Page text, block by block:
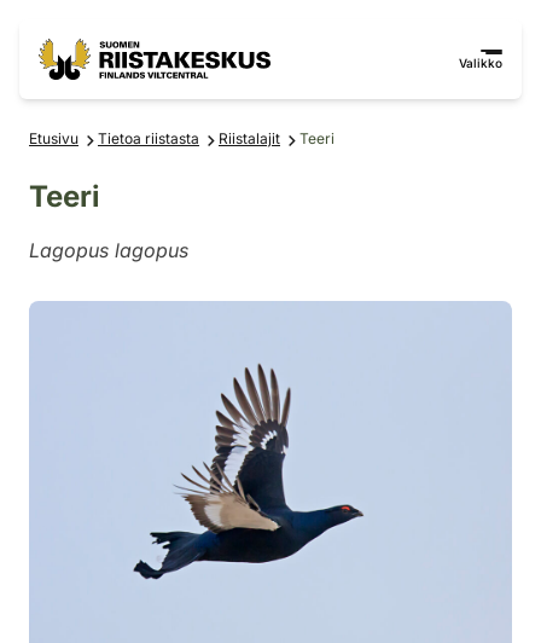
Valikko
Etusivu Tietoa riistasta Riistalajit Teeri
Teeri
Lagopus lagopus